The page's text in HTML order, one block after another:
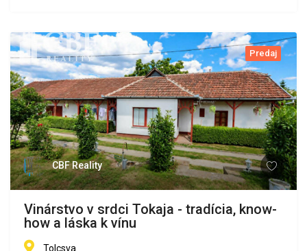
Predaj
CBF Reality
Vinárstvo v srdci Tokaja - tradícia, know-
how a láska k vínu
Tolcsva